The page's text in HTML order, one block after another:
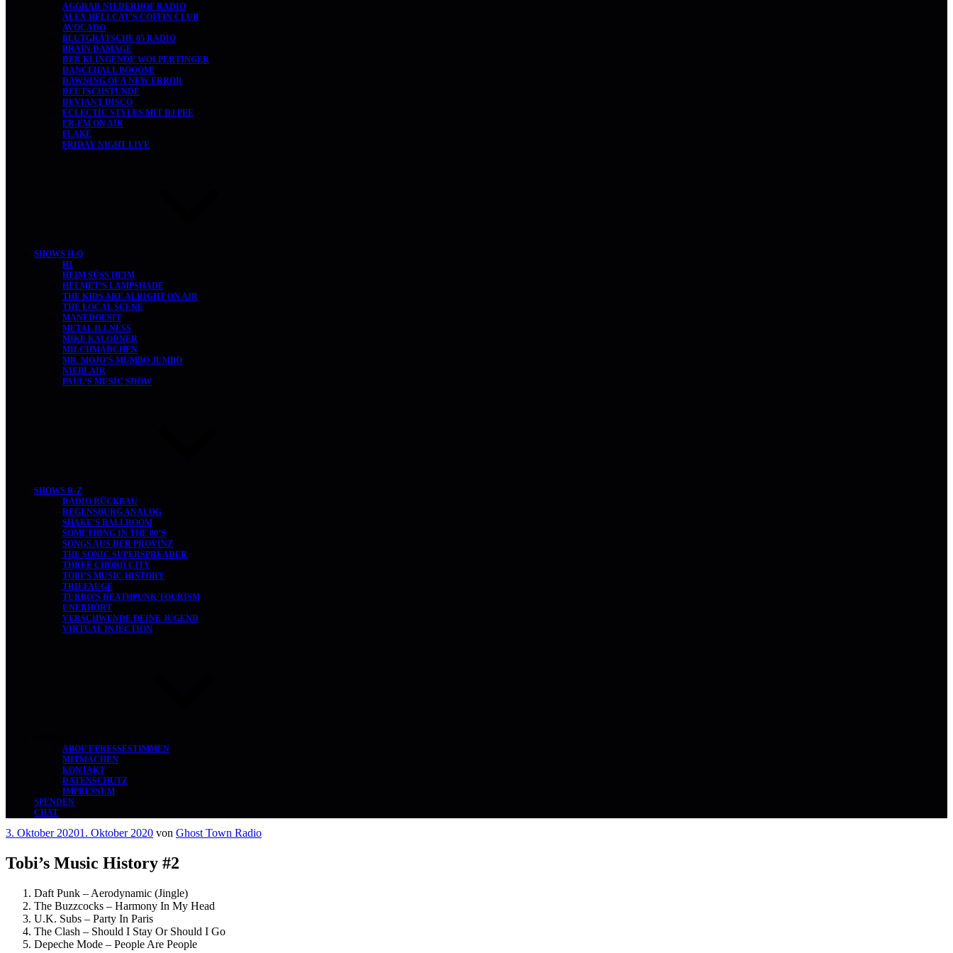
AGGRAR NIEDERHOF RADIO
ALEX HELLCAT’S COFFIN CLUB
AVOCADO
BLUTGRÄTSCHE 05 RADIO
BRAIN DAMAGE
DER KLINGENDE WOLPERTINGER
DANCEHALL BOOOM!
DAWNING OF A NEW ERROR
DEUTSCHSTUNDE
DEVIANT DISCO
ECLECTIC STYLES MIT DJ PEE
ER-EM ON AIR
FLAKE
FRIDAY NIGHT LIVE
SHOWS H-Q
H1
HEIM SÜSS HEIM
HELMET’S LAMPSHADE
THE KIDS ARE ALRIGHT ON AIR
THE LOCAL SCENE
MANEDOESIT
METAL ILLNESS
MIKE KALODNER
MILCHMÄDCHEN
MR. MOJO’S MUMBO JUMBO
NIEBLAIR
PAUL’S MUSIC SHOW
SHOWS R-Z
RADIO RÜCKBAU
REGENSBURG ANALOG
SHAKE’S BALLROOM
SOMETHING IN THE 80’S
SONGS AUS DER PROVINZ
THE SONIC SUPERSPREADER
THREE CHORD CITY
TOBI’S MUSIC HISTORY
TRIEFAUGE
TURBO’S DEATHPUNK TOURISM
UNERHÖRT
VERSCHWENDE DEINE JUGEND
VIRTUAL INJECTION
ABOUT/PRESSESTIMMEN
MITMACHEN
KONTAKT
DATENSCHUTZ
IMPRESSUM
SPENDEN
CHAT
Veröffentlicht
3. Oktober 20201. Oktober 2020 von Ghost Town Radio
Tobi’s Music History #2
Daft Punk – Aerodynamic (Jingle)
The Buzzcocks – Harmony In My Head
U.K. Subs – Party In Paris
The Clash – Should I Stay Or Should I Go
Depeche Mode – People Are People